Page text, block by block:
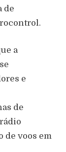
de
a
e
de
de voos em